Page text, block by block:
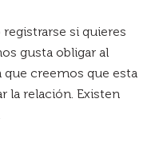
si quieres
gusta obligar al
que creemos que esta
la relación. Existen